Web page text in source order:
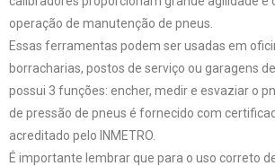
operação de manutenção de pneus.
Essas ferramentas podem ser usadas em
borracharias, postos de serviço ou garagens
possui 3 funções: encher, medir e esvaziar o
de pressão de pneus é fornecido com
acreditado pelo INMETRO.
É importante lembrar que para o uso correto